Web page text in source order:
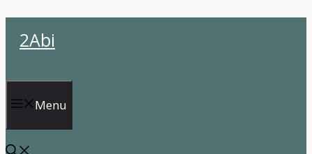
atla2Abi
Menu